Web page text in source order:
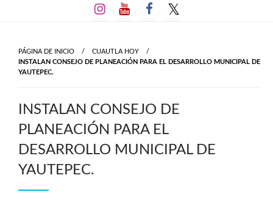
al
PÁGINA DE INICIO
CUAUTLA HOY
INSTALAN CONSEJO DE PLANEACIÓN PARA EL DESARROLLO MUNICIPAL DE
YAUTEPEC.
INSTALAN CONSEJO DE
PLANEACIÓN PARA EL
DESARROLLO MUNICIPAL DE
YAUTEPEC.